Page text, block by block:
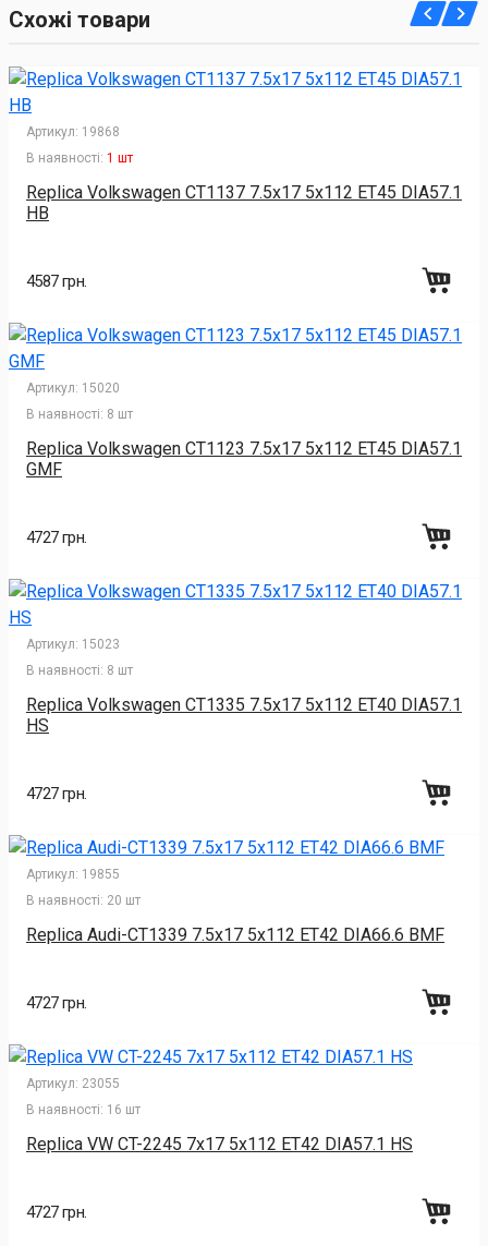
Схожі товари
Артикул: 19868
В наявності: 1 шт
Replica Volkswagen CT1137 7.5x17 5x112 ET45 DIA57.1
HB
4587 грн.
Артикул: 15020
В наявності: 8 шт
Replica Volkswagen CT1123 7.5x17 5x112 ET45 DIA57.1
GMF
4727 грн.
Артикул: 15023
В наявності: 8 шт
Replica Volkswagen CT1335 7.5x17 5x112 ET40 DIA57.1
HS
4727 грн.
Артикул: 19855
В наявності: 20 шт
Replica Audi-CT1339 7.5x17 5x112 ET42 DIA66.6 BMF
4727 грн.
Артикул: 23055
В наявності: 16 шт
Replica VW CT-2245 7x17 5x112 ET42 DIA57.1 HS
4727 грн.